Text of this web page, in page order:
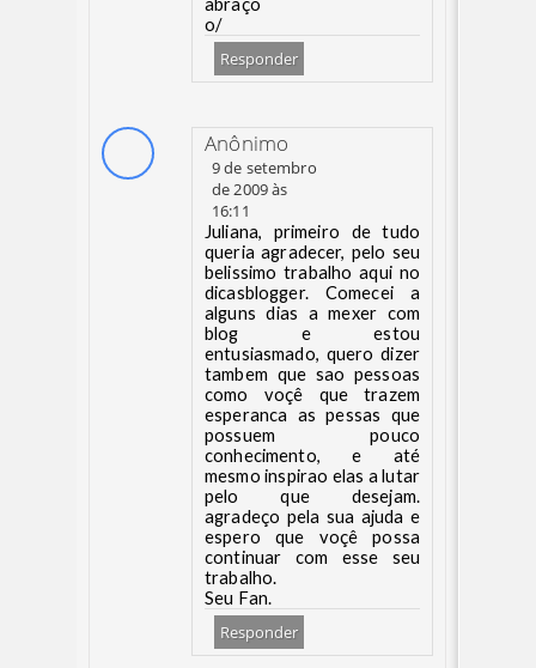
abraço
o/
Responder
Anônimo
9 de setembro
de 2009 às
16:11
Juliana, primeiro de tudo
queria agradecer, pelo seu
belissimo trabalho aqui no
dicasblogger. Comecei a
alguns dias a mexer com
blog e estou
entusiasmado, quero dizer
tambem que sao pessoas
como voçê que trazem
esperanca as pessas que
possuem pouco
conhecimento, e até
mesmo inspirao elas a lutar
pelo que desejam.
agradeço pela sua ajuda e
espero que voçê possa
continuar com esse seu
trabalho.
Seu Fan.
Responder